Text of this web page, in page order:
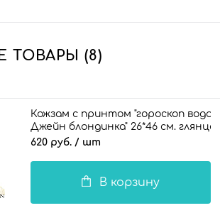
(8)
Кожзам с принтом "гороскоп
Джейн блондинка" 26*46 см.
голу
620 руб. / шт
В корзину